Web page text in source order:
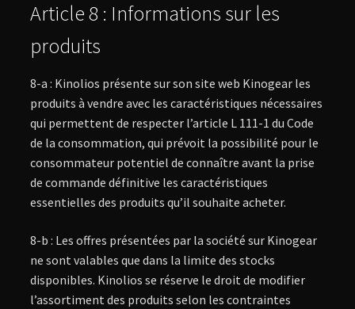
Article 8 : Informations sur les
produits
8-a : Kinolios présente sur son site web Kinogear les
produits à vendre avec les caractéristiques nécessaires
qui permettent de respecter l’article L 111-1 du Code
de la consommation, qui prévoit la possibilité pour le
consommateur potentiel de connaître avant la prise
de commande définitive les caractéristiques
essentielles des produits qu’il souhaite acheter.
8-b : Les offres présentées par la société sur Kinogear
ne sont valables que dans la limite des stocks
disponibles. Kinolios se réserve le droit de modifier
l’assortiment des produits selon les contraintes